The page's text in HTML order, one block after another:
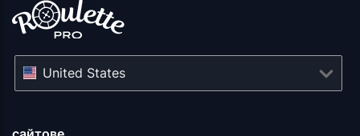
United States